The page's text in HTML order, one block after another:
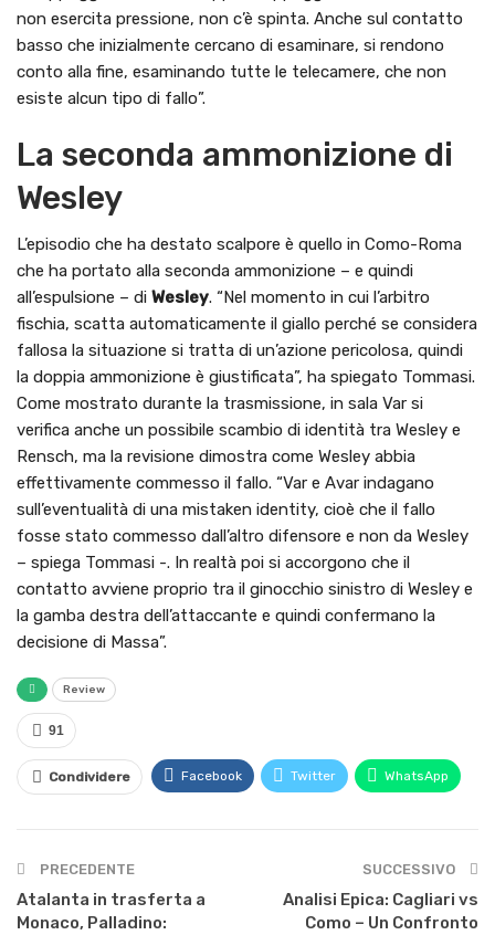
non esercita pressione, non c’è spinta. Anche sul contatto
basso che inizialmente cercano di esaminare, si rendono
conto alla fine, esaminando tutte le telecamere, che non
esiste alcun tipo di fallo”.
La seconda ammonizione di
Wesley
L’episodio che ha destato scalpore è quello in Como-Roma
che ha portato alla seconda ammonizione – e quindi
all’espulsione – di Wesley. “Nel momento in cui l’arbitro
fischia, scatta automaticamente il giallo perché se considera
fallosa la situazione si tratta di un’azione pericolosa, quindi
la doppia ammonizione è giustificata”, ha spiegato Tommasi.
Come mostrato durante la trasmissione, in sala Var si
verifica anche un possibile scambio di identità tra Wesley e
Rensch, ma la revisione dimostra come Wesley abbia
effettivamente commesso il fallo. “Var e Avar indagano
sull’eventualità di una mistaken identity, cioè che il fallo
fosse stato commesso dall’altro difensore e non da Wesley
– spiega Tommasi -. In realtà poi si accorgono che il
contatto avviene proprio tra il ginocchio sinistro di Wesley e
la gamba destra dell’attaccante e quindi confermano la
decisione di Massa”.
Review
91
Condividere Facebook Twitter WhatsApp
PRECEDENTE
Atalanta in trasferta a
Monaco, Palladino:
SUCCESSIVO
Analisi Epica: Cagliari vs
Como – Un Confronto